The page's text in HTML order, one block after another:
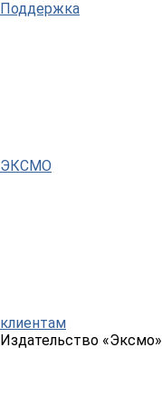
Поддержка
ЭКСМО
клиентам
Издательство «Эксмо»